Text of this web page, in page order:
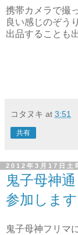
携帯カメラで撮
良い感じのぞう
出品することも
コタヌキ at 3:51
共有
2012年3月17日土
鬼子母神
参加します
鬼子母神フリマ